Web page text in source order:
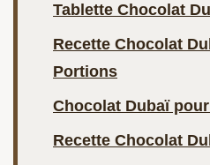
Tablette Chocolat
Recette Chocolat
Portions
Chocolat Dubaï
Recette Chocolat